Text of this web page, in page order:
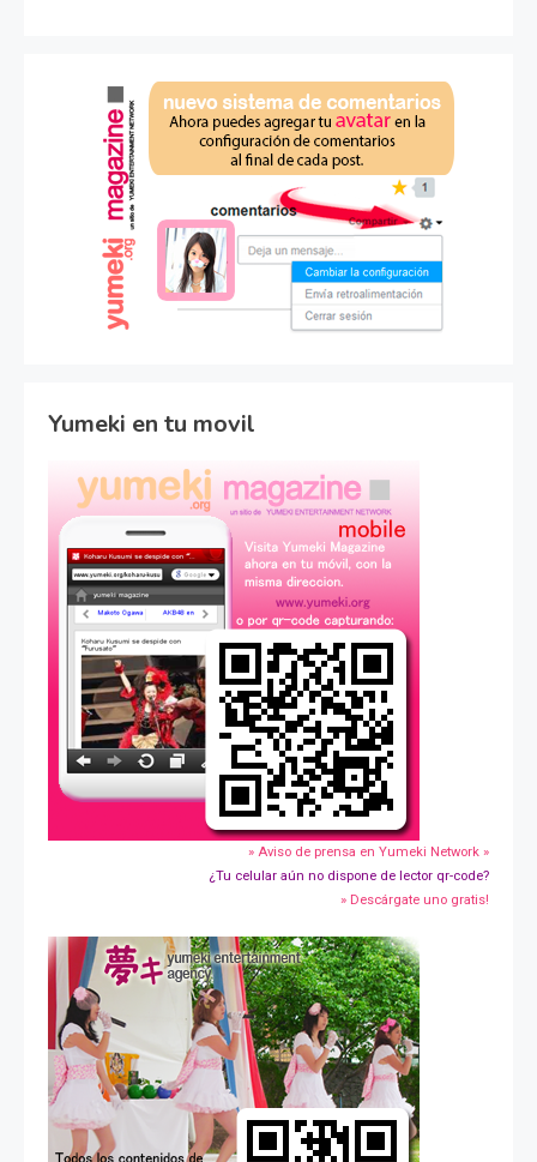
Yumeki en tu movil
» Aviso de prensa en Yumeki Network »
¿Tu celular aún no dispone de lector qr-code?
» Descárgate uno gratis!